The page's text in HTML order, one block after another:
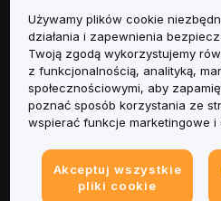
Informacje
Usługi
Obsługa Klienta
Informacje prawne
Używamy plików cookie
działania i zapewnienia
Twoją zgodą wykorzystujemy
z funkcjonalnością, analityką,
społecznościowymi, aby
poznać sposób korzystania ze
wspierać funkcje marketingowe i
Akceptuj wszystkie
pliki cookie